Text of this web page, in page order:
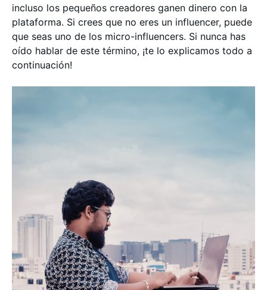
incluso los pequeños creadores ganen dinero con la
plataforma. Si crees que no eres un influencer, puede
que seas uno de los micro-influencers. Si nunca has
oído hablar de este término, ¡te lo explicamos todo a
continuación!